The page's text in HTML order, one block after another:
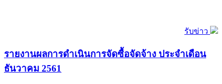
รับข่าว
รายงานผลการดำเนินการจัดซื้อจัดจ้าง ประจำเดือน
ธันวาคม 2561